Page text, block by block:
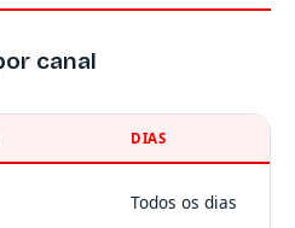
canal
DIAS
Todos os dias